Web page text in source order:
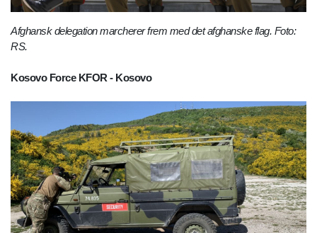
Afghansk delegation marcherer frem med det afghanske flag. Foto:
RS.
Kosovo Force KFOR - Kosovo